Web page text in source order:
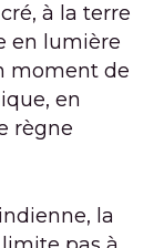
à la terre
en lumière
moment de
en
règne
la